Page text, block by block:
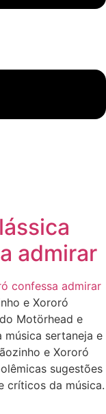
admirar
e Xororó
Motörhead e
música sertaneja e
e Xororó
sugestões
críticos da música.